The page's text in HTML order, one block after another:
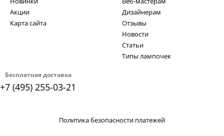
Бесплатная доставка
+7 (495) 255-03-21
Акции
Карта сайта
Дизайнерам
Отзывы
Новости
Статьи
Типы лампочек
Политика безопасности платежей